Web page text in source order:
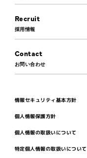
Recruit
採用情報
Contact
お問い合わせ
情報セキュリティ基本方針
個人情報保護方針
個人情報の取扱いについて
特定個人情報の取扱いについて